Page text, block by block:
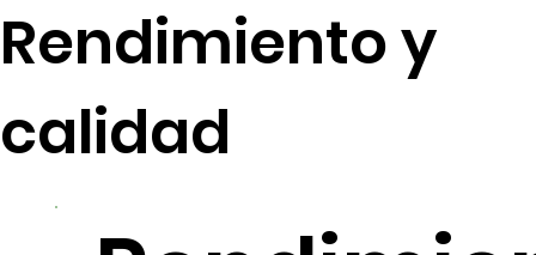
Rendimiento y
calidad